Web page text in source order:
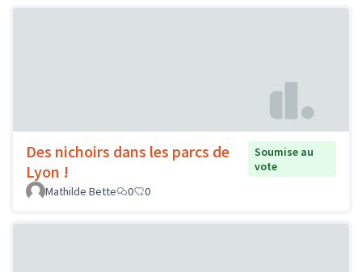
Des nichoirs dans les parcs de
Lyon !
Soumise au
vote
Mathilde Bette
0 0